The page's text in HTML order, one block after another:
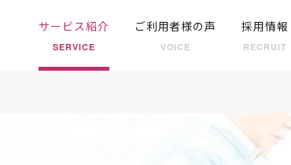
サービス紹介
SERVICE
ご利用者様の声
VOICE
採用情報
RECRUIT